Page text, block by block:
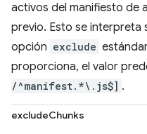
activos del manifiesto de
previo. Esto se interpreta
opción exclude
proporciona, el valor
/^manifest.*\.js$] .
excludeChunks